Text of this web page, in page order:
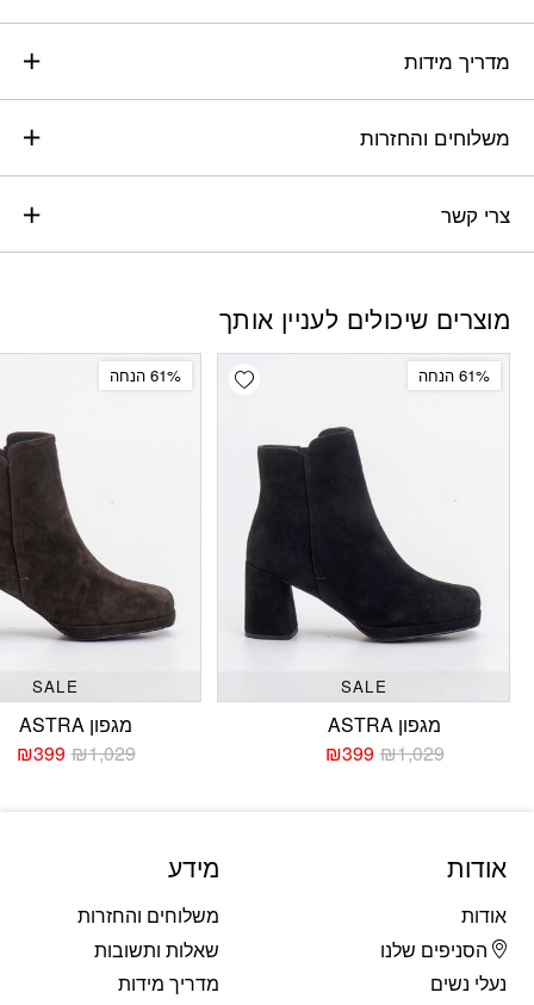
מדריך מידות
משלוחים והחזרות
צרי קשר
מוצרים שיכולים לעניין אותך
Add wishlist 61% הנחה
SALE
מגפון ASTRA
₪1,029
המחיר
₪399המחיר
61% הנחה
SALE
מגפון ASTRA
₪1,029
₪399
אודות
אודות
הסניפים שלנו
נעלי נשים
מידע
משלוחים והחזרות
שאלות ותשובות
מדריך מידות